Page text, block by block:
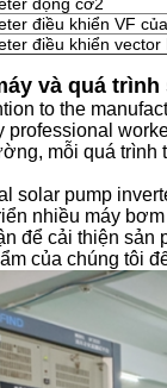
điều khiển VF
điều khiển vector
và quá
to the
professional
mỗi quá
solar pump
nhiều máy
để cải thiện
của chúng tôi